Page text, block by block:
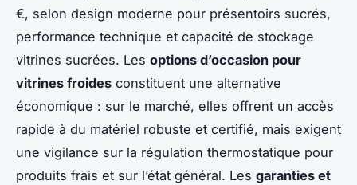
€, selon design moderne pour présentoirs sucrés,
performance technique et capacité de stockage
vitrines sucrées. Les options d’occasion pour
vitrines froides constituent une alternative
économique : sur le marché, elles offrent un accès
rapide à du matériel robuste et certifié, mais exigent
une vigilance sur la régulation thermostatique pour
produits frais et sur l’état général. Les garanties et